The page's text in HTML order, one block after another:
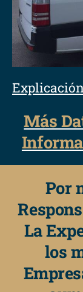
Más
Por
La
los